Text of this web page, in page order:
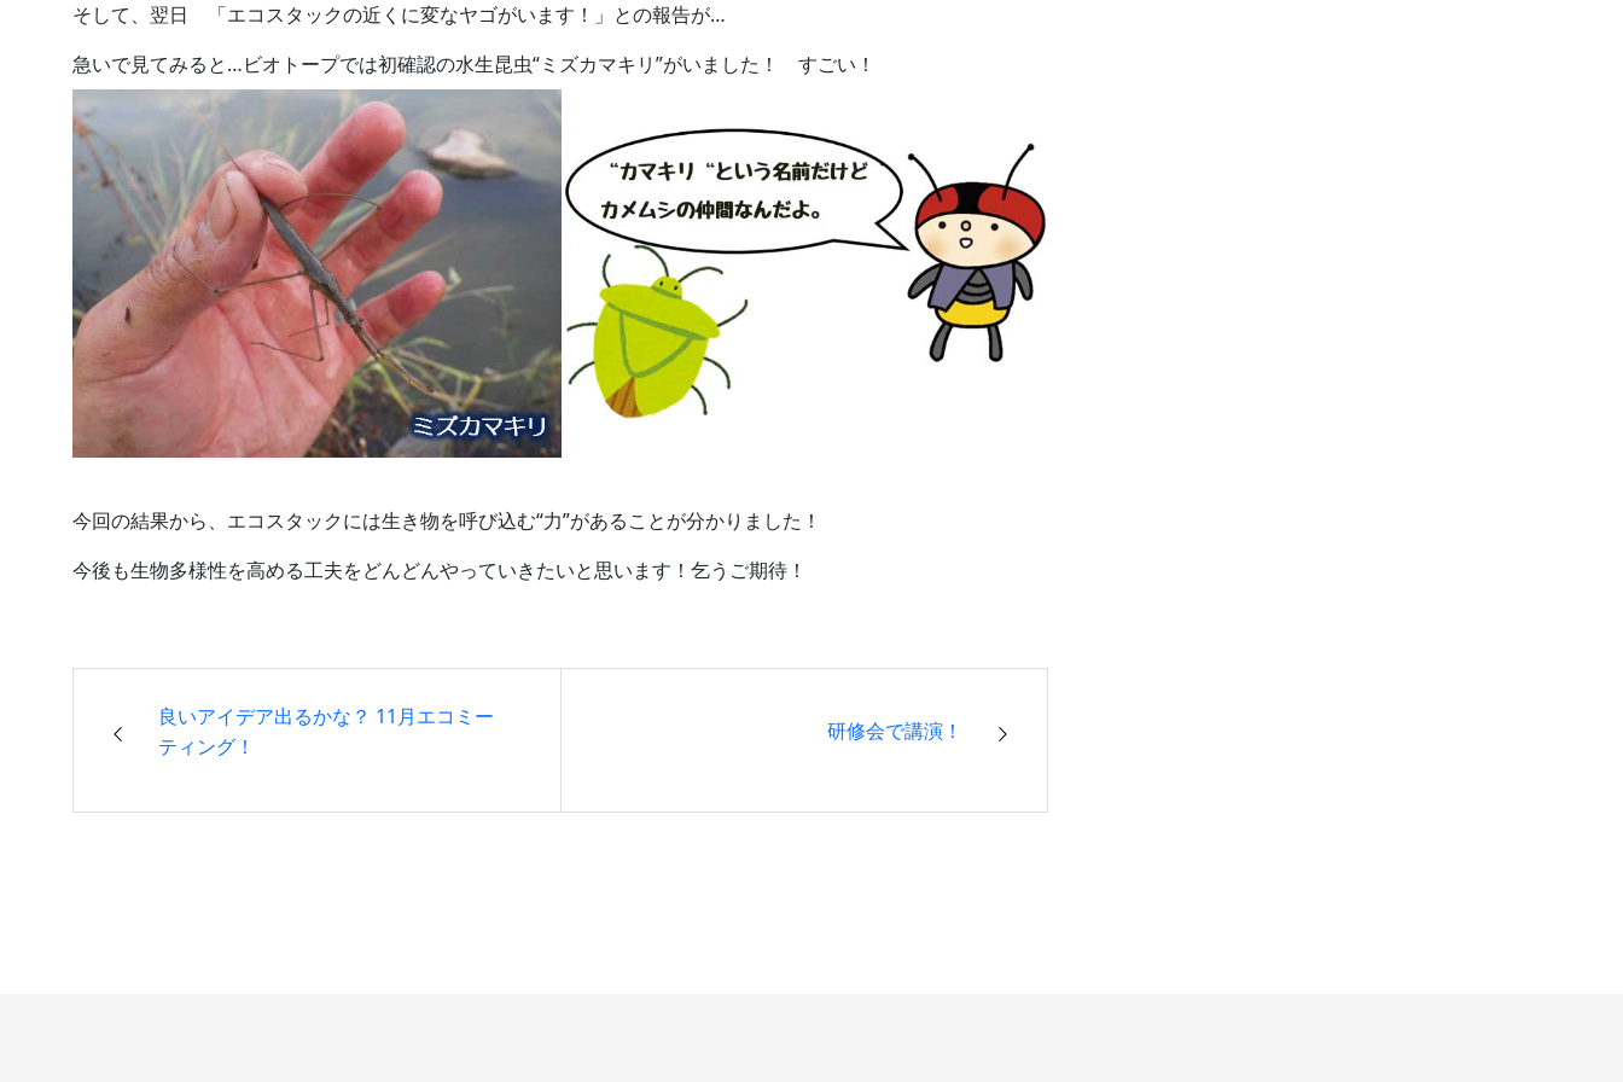
そして、翌日 「エコスタックの近くに変なヤゴがいます！」との報告が…
急いで見てみると…ビオトープでは初確認の水生昆虫“ミズカマキリ”がいました！ すごい！
今回の結果から、エコスタックには生き物を呼び込む“力”があることが分かりました！
今後も生物多様性を高める工夫をどんどんやっていきたいと思います！乞うご期待！
良いアイデア出るかな？ 11月エコミー
ティング！
研修会で講演！